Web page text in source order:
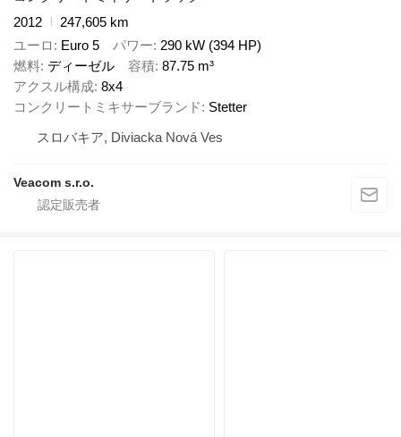
2012
247,605 km
ユーロ
Euro 5 パワー 290 kW (394 HP)
燃料 ディーゼル 容積 87.75 m³
アクスル構成 8x4
コンクリートミキサーブランド
Stetter
スロバキア, Diviacka Nová Ves
Veacom s.r.o.